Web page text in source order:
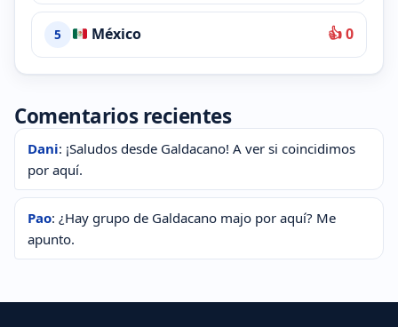
5 México 👍 0
Comentarios recientes
Dani: ¡Saludos desde Galdacano! A ver si coincidimos
por aquí.
Pao: ¿Hay grupo de Galdacano majo por aquí? Me
apunto.